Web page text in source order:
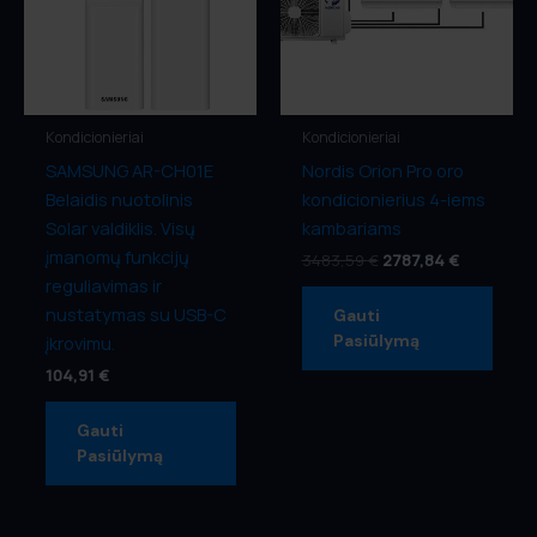
Kondicionieriai
SAMSUNG AR-CH01E
Belaidis nuotolinis
Solar valdiklis. Visų
įmanomų funkcijų
reguliavimas ir
nustatymas su USB-C
įkrovimu.
104,91 €
Gauti
Pasiūlymą
Kondicionieriai
Nordis Orion Pro oro
kondicionierius 4-iems
kambariams
3483,59€ 2787,84 €
Gauti
Pasiūlymą